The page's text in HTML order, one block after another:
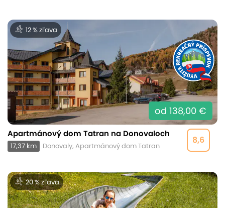
12 % zľava
od 138,00 €
8,6
Apartmánový dom Tatran na Donovaloch
17,37 km Donovaly, Apartmánový dom Tatran
20 % zľava